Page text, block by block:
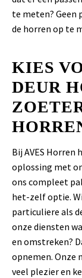
te meten? Geen
de horren op te
KIES
DEUR
Bij AVES Horren
oplossing met
ons compleet
het-zelf optie.
particuliere als
onze diensten
en omstreken?
opnemen. Onze
veel plezier en